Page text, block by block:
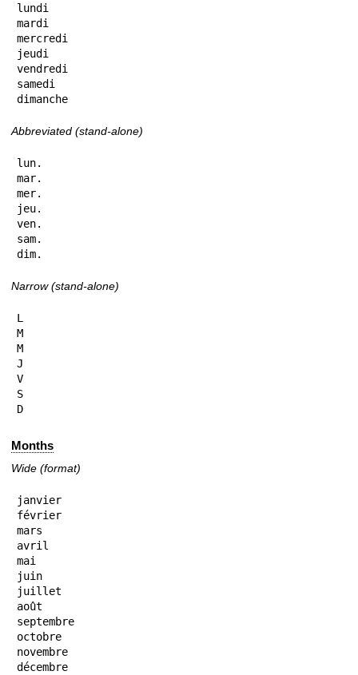
lundi
mardi
mercredi
jeudi
vendredi
samedi
dimanche
Abbreviated (stand-alone)
lun.
mar.
mer.
jeu.
ven.
sam.
dim.
Narrow (stand-alone)
L
M
M
J
V
S
D
Months
Wide (format)
janvier
février
mars
avril
mai
juin
juillet
août
septembre
octobre
novembre
décembre